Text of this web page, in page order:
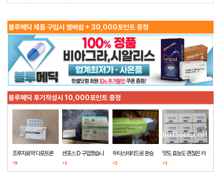
블루메딕 제품 구입시 멤버쉽 + 30,000포인트 증정
블루메딕 후기작성시 10,000포인트 증정
조루치료약 다포트론
구매했습니다
+9
센포스 D 구입했습니
다
+1
두타스테리드로 환승
+2
맛도 효능도 괜찮은 카
마그라
+3